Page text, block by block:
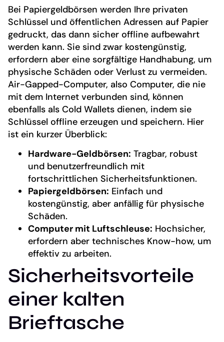
Bei Papiergeldbörsen werden Ihre privaten
Schlüssel und öffentlichen Adressen auf Papier
gedruckt, das dann sicher offline aufbewahrt
werden kann. Sie sind zwar kostengünstig,
erfordern aber eine sorgfältige Handhabung, um
physische Schäden oder Verlust zu vermeiden.
Air-Gapped-Computer, also Computer, die nie
mit dem Internet verbunden sind, können
ebenfalls als Cold Wallets dienen, indem sie
Schlüssel offline erzeugen und speichern. Hier
ist ein kurzer Überblick:
Hardware-Geldbörsen: Tragbar, robust
und benutzerfreundlich mit
fortschrittlichen Sicherheitsfunktionen.
Papiergeldbörsen: Einfach und
kostengünstig, aber anfällig für physische
Schäden.
Computer mit Luftschleuse: Hochsicher,
erfordern aber technisches Know-how, um
effektiv zu arbeiten.
Sicherheitsvorteile
einer kalten
Brieftasche